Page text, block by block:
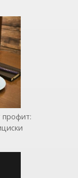
профит: